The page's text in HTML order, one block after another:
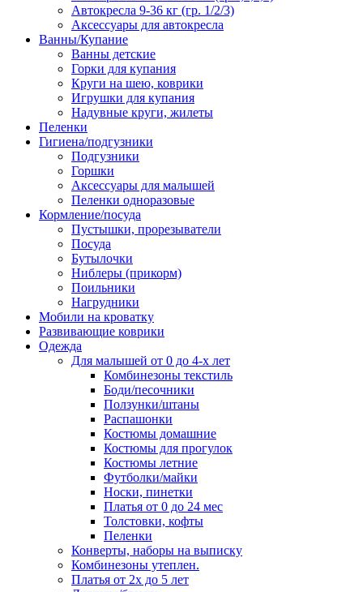
Автокресла 9-36 кг (гр. 1/2/3)
Аксессуары для автокресла
Ванны/Купание
Ванны детские
Горки для купания
Круги на шею, коврики
Игрушки для купания
Надувные круги, жилеты
Пеленки
Гигиена/подгузники
Подгузники
Горшки
Аксессуары для малышей
Пеленки одноразовые
Кормление/посуда
Пустышки, прорезыватели
Посуда
Бутылочки
Ниблеры (прикорм)
Поильники
Нагрудники
Мобили на кроватку
Развивающие коврики
Одежда
Для малышей от 0 до 4-х лет
Комбинезоны текстиль
Боди/песочники
Ползунки/штаны
Распашонки
Костюмы домашние
Костюмы для прогулок
Костюмы летние
Футболки/майки
Носки, пинетки
Платья от 0 до 24 мес
Толстовки, кофты
Пеленки
Конверты, наборы на выписку
Комбинезоны утеплен.
Платья от 2х до 5 лет